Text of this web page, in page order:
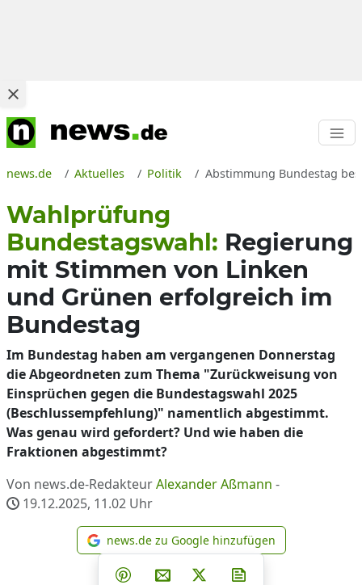
news.de Aktuelles Politik Abstimmung Bundestag
Wahlprüfung
Bundestagswahl: Regierung
mit Stimmen von Linken
und Grünen erfolgreich im
Bundestag
Im Bundestag haben am vergangenen Donnerstag
die Abgeordneten zum Thema "Zurückweisung von
Einsprüchen gegen die Bundestagswahl 2025
(Beschlussempfehlung)" namentlich abgestimmt.
Was genau wird gefordert? Und wie haben die
Fraktionen abgestimmt?
Von news.de-RedakteurAlexander Aßmann -
19.12.2025, 11.02 Uhr
news.de zu Google
news.de zu Google hinzufügen
Teilen auf Facebook
Teilen auf Whatsapp
Teilen auf Telegram
Teilen auf Pinterest
Per E-Mail teilen
Post auf X